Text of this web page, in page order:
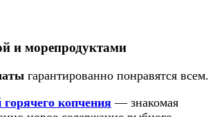
и морепродуктами
гарантированно понравятся всем.
копчения — знакомая